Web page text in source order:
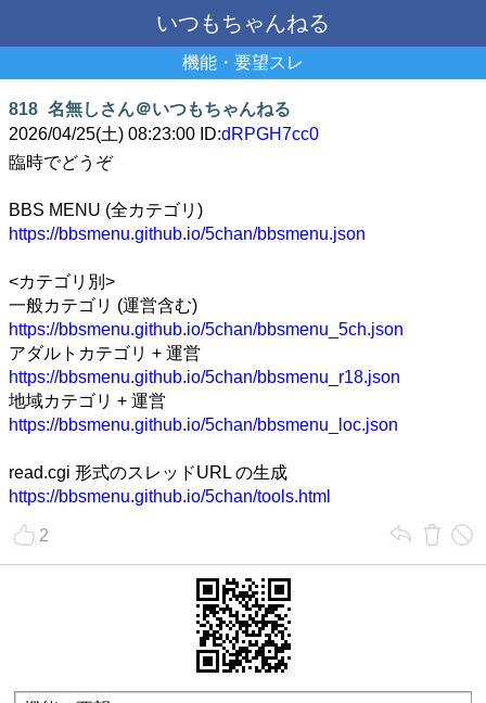
いつもちゃんねる
機能・要望スレ
818 名無しさん＠いつもちゃんねる
2026/04/25(土) 08:23:00 ID:dRPGH7cc0
臨時でどうぞ
BBS MENU (全カテゴリ)
https://bbsmenu.github.io/5chan/bbsmenu.json
<カテゴリ別>
一般カテゴリ (運営含む)
https://bbsmenu.github.io/5chan/bbsmenu_5ch.json
アダルトカテゴリ + 運営
https://bbsmenu.github.io/5chan/bbsmenu_r18.json
地域カテゴリ + 運営
https://bbsmenu.github.io/5chan/bbsmenu_loc.json
read.cgi 形式のスレッドURL の生成
https://bbsmenu.github.io/5chan/tools.html
2